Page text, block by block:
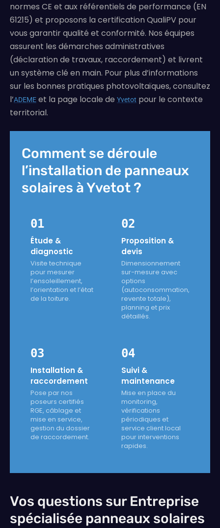
normes CE et aux référentiels de performance (EN
61215) et proposons la certification QualiPV pour
vous garantir qualité et conformité. Nos équipes
assurent les démarches administratives
(déclaration de travaux, raccordement) et livrent
un système clé en main. Pour plus d’informations
sur les bonnes pratiques photovoltaïques, consultez
l’ADEME et la page locale de Yvetot pour le contexte
territorial.
Comment se déroule
l’installation de panneaux
solaires à Yvetot ?
01
Étude &
diagnostic
Visite technique
pour mesurer
l’ensoleillement,
l’orientation et l’état
de la toiture.
02
Proposition &
devis
Dimensionnement
sur-mesure avec
options
(autoconsommation,
revente totale),
planning et prix
détaillés.
03
Installation &
raccordement
Pose par nos
poseurs certifiés
RGE, câblage et
mise en service,
gestion du dossier
de raccordement.
04
Suivi &
maintenance
Mise en place du
monitoring,
vérifications
périodiques et
service client local
pour interventions
rapides.
Vos questions sur Entreprise
spécialisée panneaux solaires